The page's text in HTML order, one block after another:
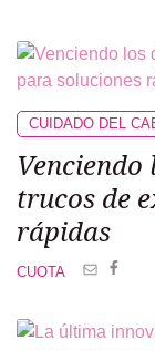
CUIDADO DEL
trucos de
rápidas
CUOTA